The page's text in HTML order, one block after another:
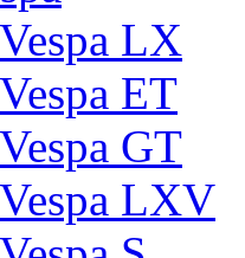
LX
ET
GT
LXV